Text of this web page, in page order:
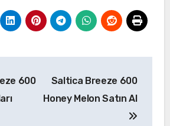
600
Saltica Breeze 600
Honey Melon Satın Al